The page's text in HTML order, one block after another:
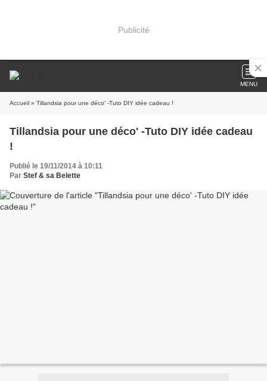
Publicité
MENU
Accueil » Tillandsia pour une déco' -Tuto DIY idée cadeau !
Tillandsia pour une déco' -Tuto DIY idée cadeau
!
Publié le 19/11/2014 à 10:11
Par Stef & sa Belette